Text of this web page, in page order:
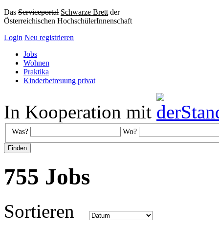
Das Serviceportal Schwarze Brett der
Österreichischen HochschülerInnenschaft
Login Neu registrieren
Jobs
Wohnen
Praktika
Kinderbetreuung privat
In Kooperation mit
Was? Wo?
755 Jobs
Sortieren